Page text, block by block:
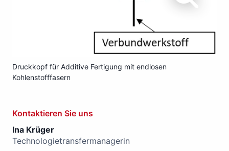
Druckkopf für Additive Fertigung mit endlosen
Kohlenstofffasern
Kontaktieren Sie uns
Ina Krüger
Technologietransfermanagerin